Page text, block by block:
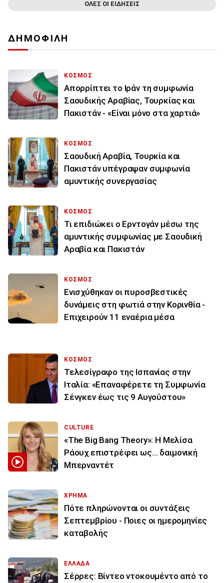
ΟΛΕΣ ΟΙ ΕΙΔΗΣΕΙΣ
ΔΗΜΟΦΙΛΗ
ΚΟΣΜΟΣ
Απορρίπτει το Ιράν τη συμφωνία
Σαουδικής Αραβίας, Τουρκίας και
Πακιστάν - «Είναι μόνο στα χαρτιά»
ΚΟΣΜΟΣ
Σαουδική Αραβία, Τουρκία και
Πακιστάν υπέγραψαν συμφωνία
αμυντικής συνεργασίας
ΚΟΣΜΟΣ
Τι επιδιώκει ο Ερντογάν μέσω της
αμυντικής συμφωνίας με Σαουδική
Αραβία και Πακιστάν
ΚΟΣΜΟΣ
Ενισχύθηκαν οι πυροσβεστικές
δυνάμεις στη φωτιά στην Κορινθία -
Επιχειρούν 11 εναέρια μέσα
ΚΟΣΜΟΣ
Τελεσίγραφο της Ισπανίας στην
Ιταλία: «Επαναφέρετε τη Συμφωνία
Σένγκεν έως τις 9 Αυγούστου»
CULTURE
«The Big Bang Theory»: Η Μελίσα
Ράουχ επιστρέφει ως… δαιμονική
Μπερναντέτ
ΧΡΗΜΑ
Πότε πληρώνονται οι συντάξεις
Σεπτεμβρίου - Ποιες οι ημερομηνίες
καταβολής
ΕΛΛΑΔΑ
Σέρρες: Βίντεο ντοκουμέντο από το